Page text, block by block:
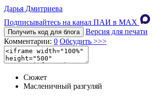
Дарья Дмитриева
Подписывайтесь на канал ПАИ в MAХ
Получить код для блога
Версия для печати
Комментарии: 0 Обсудить >>>
Сюжет
Масленичный разгуляй